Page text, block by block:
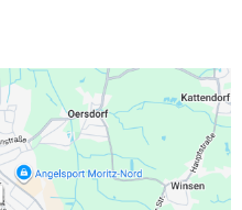
schon dabei?